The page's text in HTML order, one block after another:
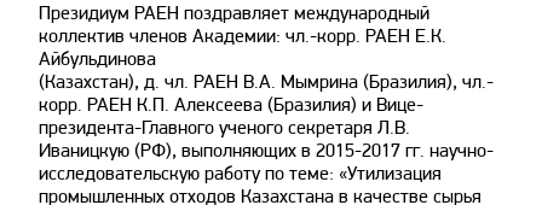
Президиум РАЕН поздравляет международный
коллектив членов Академии: чл.-корр. РАЕН Е.К.
Айбульдинова
(Казахстан), д. чл. РАЕН В.А. Мымрина (Бразилия), чл.-
корр. РАЕН К.П. Алексеева (Бразилия) и Вице-
президента-Главного ученого секретаря Л.В.
Иваницкую (РФ), выполняющих в 2015-2017 гг. научно-
исследовательскую работу по теме: «Утилизация
промышленных отходов Казахстана в качестве сырья